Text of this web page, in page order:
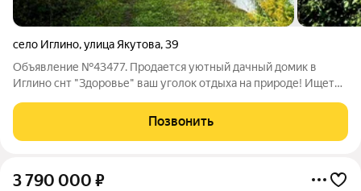
село Иглино,улица Якутова,39
Объявление №43477. Продается уютный дачный домик в
Иглино снт "Здоровье" ваш уголок отдыха на природе! Ищете
Предлагаем отличный дачный домик, который станет вашим
любимым местом для семейных
Позвонить
3 790 000 ₽